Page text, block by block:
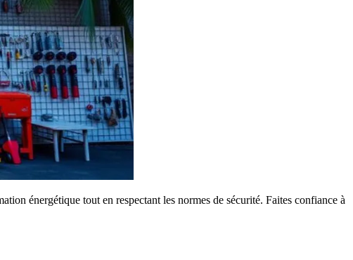
énergétique tout en respectant les normes de sécurité. Faites confiance à